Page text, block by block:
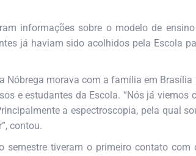
informações sobre o modelo de
já haviam sido acolhidos pela Escola
Nóbrega morava com a família em
e estudantes da Escola. “Nós já
a espectroscopia, pela qual
contou.
semestre tiveram o primeiro contato